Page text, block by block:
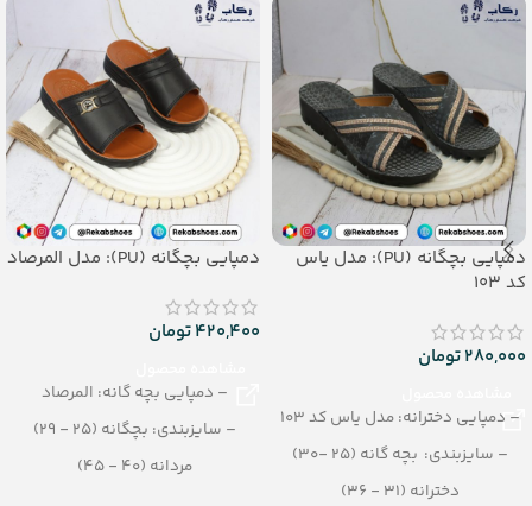
دمپایی بچگانه (PU): مدل یاس
کد 103
280,000تومان
– دمپایی دخترانه: مدل یاس کد 103
– سایزبندی: بچه گانه (25 -30)
دخترانه (31 - 36)
دمپایی بچگانه (PU): مدل المرصاد
420,400تومان
– دمپایی بچه گانه: المرصاد
– سایزبندی: بچگانه (25 - 29)
مردانه (40 - 45)